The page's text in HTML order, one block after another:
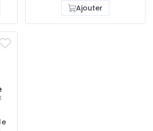
Ajouter